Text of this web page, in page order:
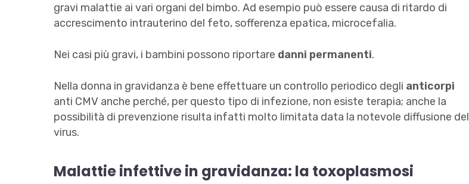
gravi malattie ai vari organi del bimbo. Ad esempio può essere causa di ritardo di
accrescimento intrauterino del feto, sofferenza epatica, microcefalia.
Nei casi più gravi, i bambini possono riportare danni permanenti.
Nella donna in gravidanza è bene effettuare un controllo periodico degli anticorpi
anti CMV anche perché, per questo tipo di infezione, non esiste terapia; anche la
possibilità di prevenzione risulta infatti molto limitata data la notevole diffusione del
virus.
Malattie infettive in gravidanza: la toxoplasmosi